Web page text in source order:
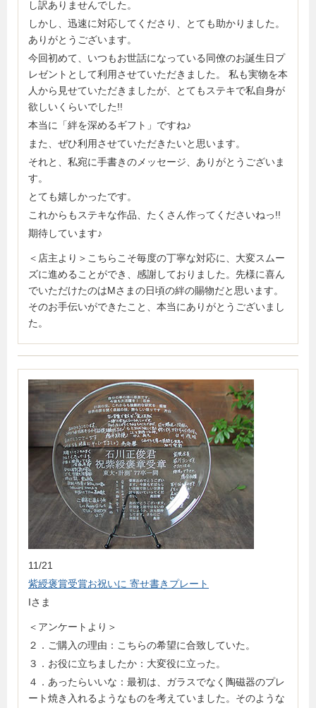
し訳ありませんでした。
しかし、迅速に対応してくださり、とても助かりました。
ありがとうございます。
今回初めて、いつもお世話になっている同僚のお誕生日プ
レゼントとして利用させていただきました。 私も実物を本
人から見せていただきましたが、とてもステキで私自身が
欲しいくらいでした!!
本当に「絆を深めるギフト」ですね♪
また、ぜひ利用させていただきたいと思います。
それと、私宛に手書きのメッセージ、ありがとうございま
す。
とても嬉しかったです。
これからもステキな作品、たくさん作ってくださいねっ!!
期待しています♪
＜店主より＞こちらこそ毎度の丁寧な対応に、大変スムー
ズに進めることができ、感謝しておりました。先様に喜ん
でいただけたのはMさまの日頃の絆の賜物だと思います。
そのお手伝いができたこと、本当にありがとうございまし
た。
11/21
紫綬褒賞受賞お祝いに 寄せ書きプレート
Iさま
＜アンケートより＞
２．ご購入の理由：こちらの希望に合致していた。
３．お役に立ちましたか：大変役に立った。
４．あったらいいな：最初は、ガラスでなく陶磁器のプレ
ート焼き入れるようなものを考えていました。そのような